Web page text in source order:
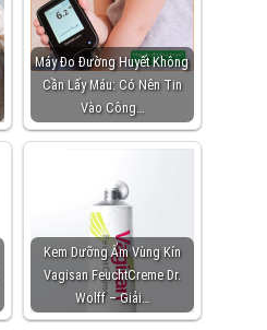
Máy Đo Đường Huyết Không
Cần Lấy Máu: Có Nên Tin
Vào Công…
Kem Dưỡng Ẩm Vùng Kín
Vagisan FeuchtCreme Dr.
Wolff – Giải…